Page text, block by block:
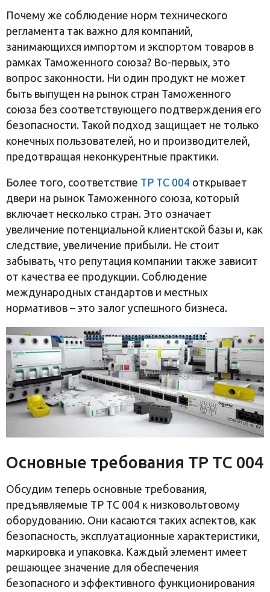
Почему же соблюдение норм технического
регламента так важно для компаний,
занимающихся импортом и экспортом товаров в
рамках Таможенного союза? Во-первых, это
вопрос законности. Ни один продукт не может
быть выпущен на рынок стран Таможенного
союза без соответствующего подтверждения его
безопасности. Такой подход защищает не только
конечных пользователей, но и производителей,
предотвращая неконкурентные практики.
Более того, соответствие ТР ТС 004 открывает
двери на рынок Таможенного союза, который
включает несколько стран. Это означает
увеличение потенциальной клиентской базы и, как
следствие, увеличение прибыли. Не стоит
забывать, что репутация компании также зависит
от качества ее продукции. Соблюдение
международных стандартов и местных
нормативов – это залог успешного бизнеса.
Основные требования ТР ТС 004
Обсудим теперь основные требования,
предъявляемые ТР ТС 004 к низковольтовому
оборудованию. Они касаются таких аспектов, как
безопасность, эксплуатационные характеристики,
маркировка и упаковка. Каждый элемент имеет
решающее значение для обеспечения
безопасного и эффективного функционирования